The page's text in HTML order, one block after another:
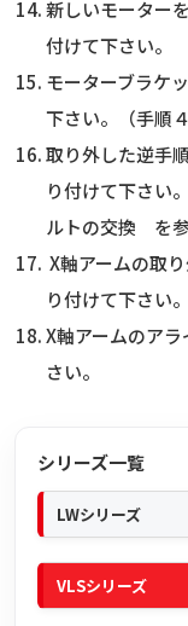
新しいモーター
付けて下さい。
モーターブラケ
下さい。（手順４
取り外した逆手
り付けて下さい
ルトの交換 を参
X軸アームの取
り付けて下さい。
X軸アームのア
さい。
シリーズ一覧
LWシリーズ
VLSシリーズ